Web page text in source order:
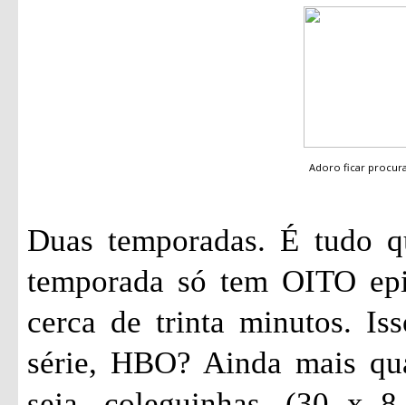
Adoro ficar
Duas temporadas. É tudo
temporada só tem OITO
cerca de trinta minutos.
série, HBO? Ainda mais